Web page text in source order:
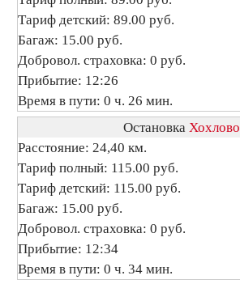
Тариф детский: 89.00 руб.
Багаж: 15.00 руб.
Добровол. страховка: 0 руб.
Прибытие: 12:26
Время в пути: 0 ч. 26 мин.
Остановка Хохлово
Расстояние: 24,40 км.
Тариф полный: 115.00 руб.
Тариф детский: 115.00 руб.
Багаж: 15.00 руб.
Добровол. страховка: 0 руб.
Прибытие: 12:34
Время в пути: 0 ч. 34 мин.